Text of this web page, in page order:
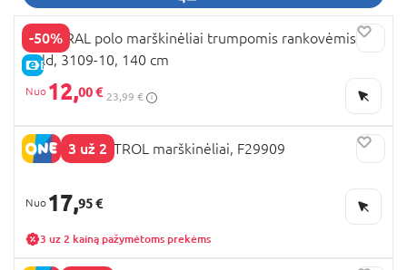
-50%
E-KAINA
MAYORAL polo marškinėliai trumpomis rankovėmis,
gold, 3109-10, 140 cm
12,00 € 23,99 €
3 už 2
NEXT PAW PATROL marškinėliai, F29909
17,95 €
3 uz 2 kainą pažymėtoms prekėms